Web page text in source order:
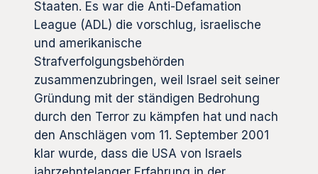
Staaten. Es war die Anti-Defamation
League (ADL) die vorschlug, israelische
und amerikanische
Strafverfolgungsbehörden
zusammenzubringen, weil Israel seit seiner
Gründung mit der ständigen Bedrohung
durch den Terror zu kämpfen hat und nach
den Anschlägen vom 11. September 2001
klar wurde, dass die USA von Israels